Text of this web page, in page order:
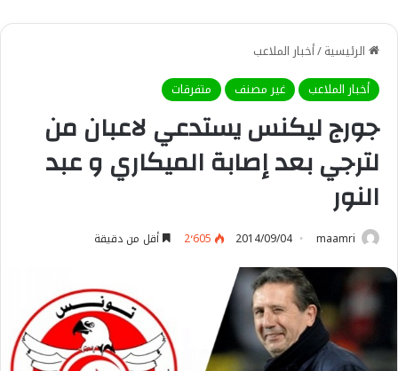
الرئيسية/أخبار الملاعب
أخبار الملاعب
غير مصنف متفرقات
جورج ليكنس يستدعي لاعبان من
لترجي بعد إصابة الميكاري و عبد
النور
maamri
2014/09/04 2٬605 أقل من دقيقة